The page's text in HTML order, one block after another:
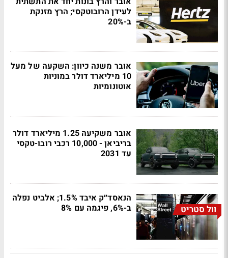
לעידן הרובוטקסי; הרץ מזנקת
ב-20%
אובר משנה כיוון: השקעה של מעל
10 מיליארד דולר במוניות
אוטונומיות
אובר משקיעה 1.25 מיליארד דולר
בריביאן - 10,000 רכבי רובו-טקסי
עד 2031
וול סטריט
הנאסד״ק איבד 1.5%; אלביט נפלה
ב-6%, פיגמה עם 8%